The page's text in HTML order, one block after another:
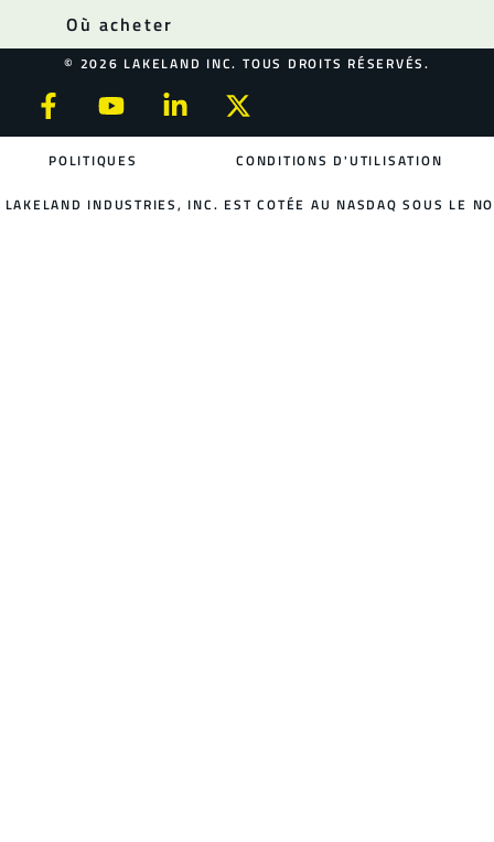
Où acheter
© 2026 LAKELAND INC. TOUS DROITS RÉSERVÉS.
POLITIQUES CONDITIONS D'UTILISATION
LAKELAND INDUSTRIES, INC. EST COTÉE AU NASDAQ SOUS LE